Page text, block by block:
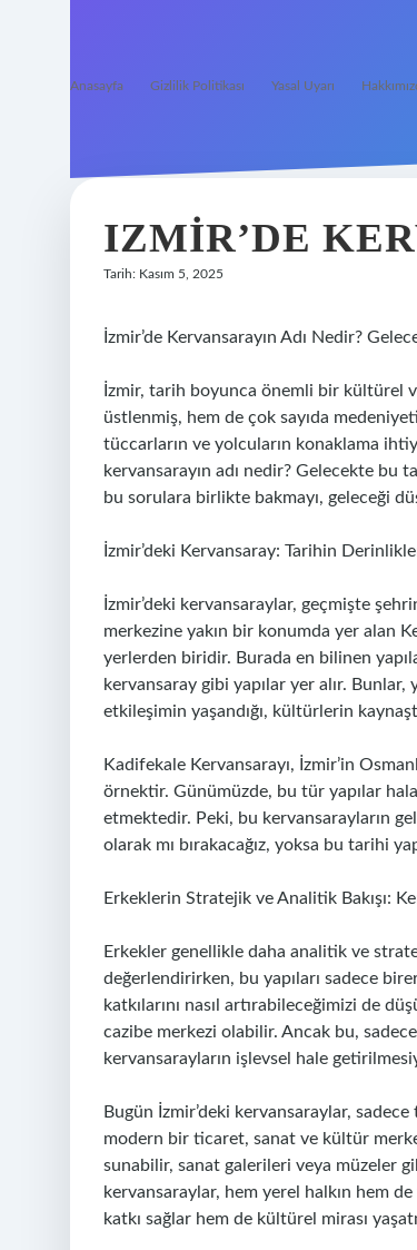
Anasayfa Gizlilik Politikası Yasal Uyarı
IZMIR’DE
Tarih: Kasım 5, 2025
İzmir’de Kervansarayın Adı Nedir?
İzmir, tarih boyunca önemli bir kültürel
üstlenmiş, hem de çok sayıda
tüccarların ve yolcuların konaklama
kervansarayın adı nedir? Gelecekte bu
bu sorulara birlikte bakmayı, geleceği
İzmir’deki Kervansaray: Tarihin
İzmir’deki kervansaraylar, geçmişte
merkezine yakın bir konumda yer alan
yerlerden biridir. Burada en bilinen
kervansaray gibi yapılar yer alır.
etkileşimin yaşandığı, kültürlerin
Kadifekale Kervansarayı, İzmir’in
örnektir. Günümüzde, bu tür yapılar
etmektedir. Peki, bu kervansarayların
olarak mı bırakacağız, yoksa bu tarihi
Erkeklerin Stratejik ve Analitik Bakışı:
Erkekler genellikle daha analitik ve
değerlendirirken, bu yapıları sadece
katkılarını nasıl artırabileceğimizi de
cazibe merkezi olabilir. Ancak bu,
kervansarayların işlevsel hale
Bugün İzmir’deki kervansaraylar,
modern bir ticaret, sanat ve kültür
sunabilir, sanat galerileri veya müzeler
kervansaraylar, hem yerel halkın hem
katkı sağlar hem de kültürel mirası